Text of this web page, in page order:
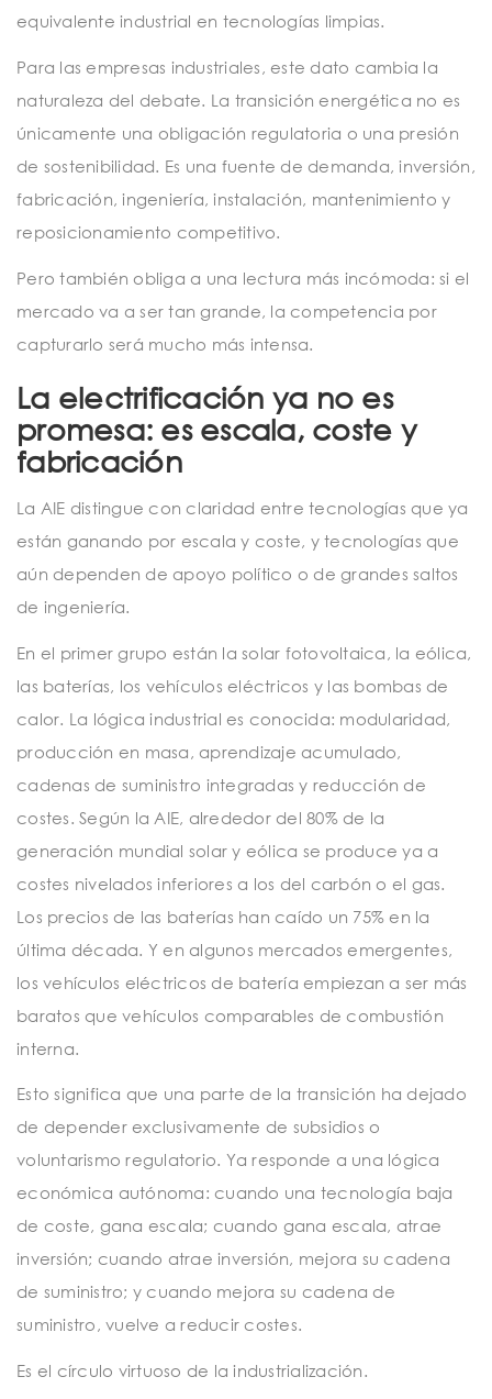
equivalente industrial en tecnologías limpias.
Para las empresas industriales, este dato cambia la
naturaleza del debate. La transición energética no es
únicamente una obligación regulatoria o una presión
de sostenibilidad. Es una fuente de demanda, inversión,
fabricación, ingeniería, instalación, mantenimiento y
reposicionamiento competitivo.
Pero también obliga a una lectura más incómoda: si el
mercado va a ser tan grande, la competencia por
capturarlo será mucho más intensa.
La electrificación ya no es
promesa: es escala, coste y
fabricación
La AIE distingue con claridad entre tecnologías que ya
están ganando por escala y coste, y tecnologías que
aún dependen de apoyo político o de grandes saltos
de ingeniería.
En el primer grupo están la solar fotovoltaica, la eólica,
las baterías, los vehículos eléctricos y las bombas de
calor. La lógica industrial es conocida: modularidad,
producción en masa, aprendizaje acumulado,
cadenas de suministro integradas y reducción de
costes. Según la AIE, alrededor del 80% de la
generación mundial solar y eólica se produce ya a
costes nivelados inferiores a los del carbón o el gas.
Los precios de las baterías han caído un 75% en la
última década. Y en algunos mercados emergentes,
los vehículos eléctricos de batería empiezan a ser más
baratos que vehículos comparables de combustión
interna.
Esto significa que una parte de la transición ha dejado
de depender exclusivamente de subsidios o
voluntarismo regulatorio. Ya responde a una lógica
económica autónoma: cuando una tecnología baja
de coste, gana escala; cuando gana escala, atrae
inversión; cuando atrae inversión, mejora su cadena
de suministro; y cuando mejora su cadena de
suministro, vuelve a reducir costes.
Es el círculo virtuoso de la industrialización.